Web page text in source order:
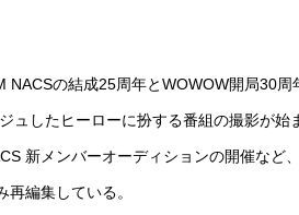
の結成25周年とWOWOW開局30周
ュしたヒーローに扮する番組の撮影が始
新メンバーオーディションの開催など
編集している。